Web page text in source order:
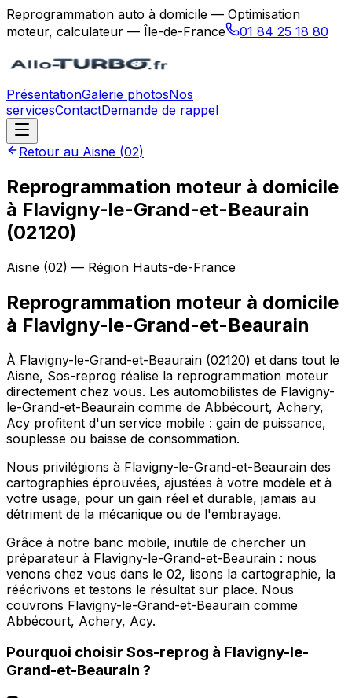
Reprogrammation auto à domicile — Optimisation
moteur, calculateur — Île-de-France
01 84 25 18 80
PrésentationGalerie photosNos
servicesContactDemande de rappel
Retour au Aisne (02)
Reprogrammation moteur à domicile
à Flavigny-le-Grand-et-Beaurain
(02120)
Aisne (02) — Région Hauts-de-France
Reprogrammation moteur à domicile
à Flavigny-le-Grand-et-Beaurain
À Flavigny-le-Grand-et-Beaurain (02120) et dans tout le
Aisne, Sos-reprog réalise la reprogrammation moteur
directement chez vous. Les automobilistes de Flavigny-
le-Grand-et-Beaurain comme de Abbécourt, Achery,
Acy profitent d'un service mobile : gain de puissance,
souplesse ou baisse de consommation.
Nous privilégions à Flavigny-le-Grand-et-Beaurain des
cartographies éprouvées, ajustées à votre modèle et à
votre usage, pour un gain réel et durable, jamais au
détriment de la mécanique ou de l'embrayage.
Grâce à notre banc mobile, inutile de chercher un
préparateur à Flavigny-le-Grand-et-Beaurain : nous
venons chez vous dans le 02, lisons la cartographie, la
réécrivons et testons le résultat sur place. Nous
couvrons Flavigny-le-Grand-et-Beaurain comme
Abbécourt, Achery, Acy.
Pourquoi choisir Sos-reprog à Flavigny-le-
Grand-et-Beaurain ?